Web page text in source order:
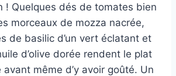
! Quelques dés de tomates bien
morceaux de mozza nacrée,
de basilic d’un vert éclatant et
d’olive dorée rendent le plat
même d’y avoir goûté. Un